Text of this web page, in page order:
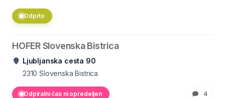
Odprto
HOFER Slovenska Bistrica
Ljubljanska cesta 90
2310 Slovenska Bistrica
Odpiralni čas ni opredeljen 4